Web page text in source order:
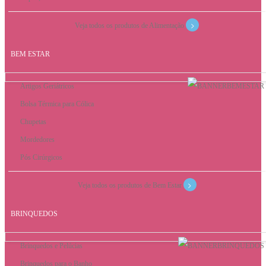
Veja todos os produtos de Alimentação >
BEM ESTAR
Artigos Geriátricos
Bolsa Térmica para Cólica
Chupetas
Mordedores
Pós Cirúrgicos
Veja todos os produtos de Bem Estar >
BRINQUEDOS
Brinquedos e Pelúcias
Brinquedos para o Banho